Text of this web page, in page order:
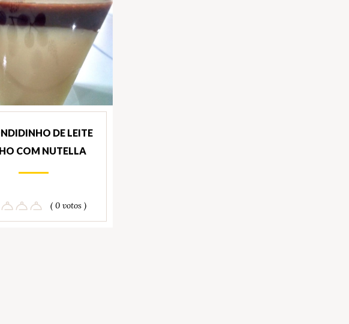
DE LEITE
COM NUTELLA
( 0 votos )